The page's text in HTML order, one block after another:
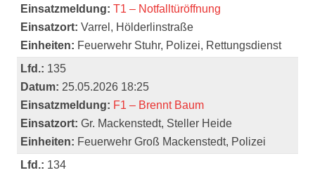
Einsatzmeldung: T1 – Notfalltüröffnung
Einsatzort: Varrel, Hölderlinstraße
Einheiten: Feuerwehr Stuhr, Polizei, Rettungsdienst
Lfd.: 135
Datum: 25.05.2026 18:25
Einsatzmeldung: F1 – Brennt Baum
Einsatzort: Gr. Mackenstedt, Steller Heide
Einheiten: Feuerwehr Groß Mackenstedt, Polizei
Lfd.: 134